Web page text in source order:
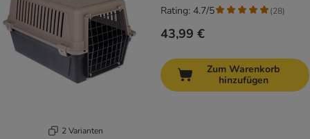
2 Varianten
43,99 €
Rating: 4.7/5 (28)
Zum Warenkorb
hinzufügen